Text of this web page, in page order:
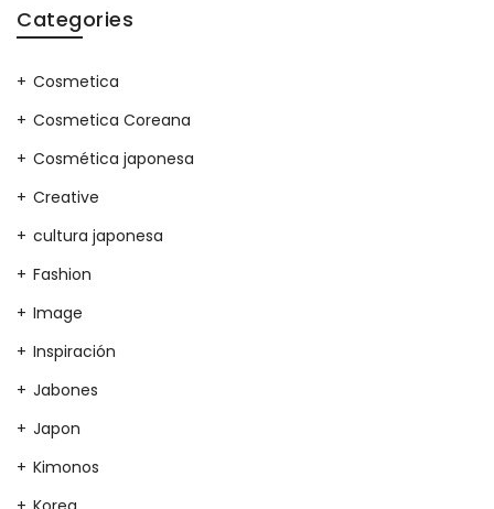
Categories
Cosmetica
Cosmetica Coreana
Cosmética japonesa
Creative
cultura japonesa
Fashion
Image
Inspiración
Jabones
Japon
Kimonos